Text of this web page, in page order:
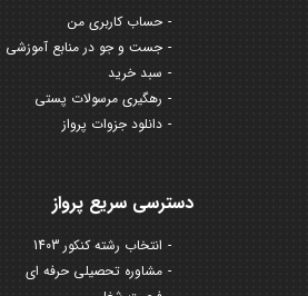
حساب کاربری من
جست و جو در منابع آموزشی
سبد خرید
رهگیری مرسولات پستی
دانلود جزوات پرواز
دسترسی سریع پرواز
انتخاب رشته کنکور 1403
مشاوره تحصیلی حرفه ای